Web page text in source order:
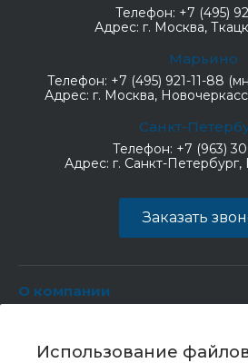
Использование
Телефон: +7 (495)
Адрес: г. Москва,
Марьино
Телефон: +7 (495) 921-11-88
Адрес: г. Москва,
Санкт-
Телефон: +7 (963)
Адрес: г. Санкт-
Заказать
О компании
Услуги